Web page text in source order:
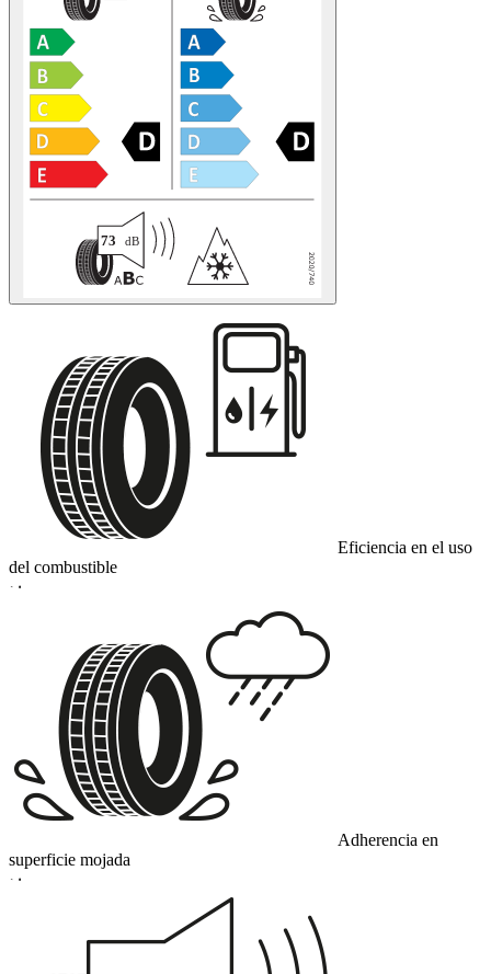
Eficiencia en el uso
del combustible
D
Adherencia en
superficie mojada
D